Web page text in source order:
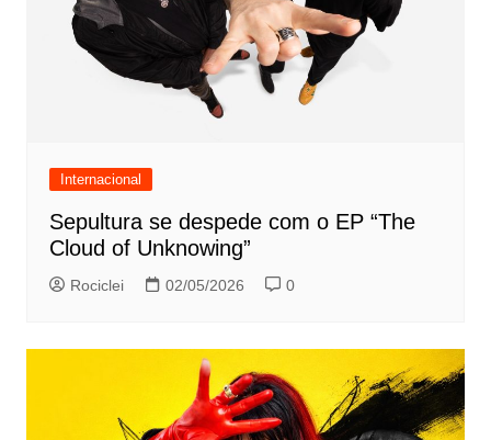
Internacional
Sepultura se despede com o EP “The
Cloud of Unknowing”
Rociclei 02/05/2026 0